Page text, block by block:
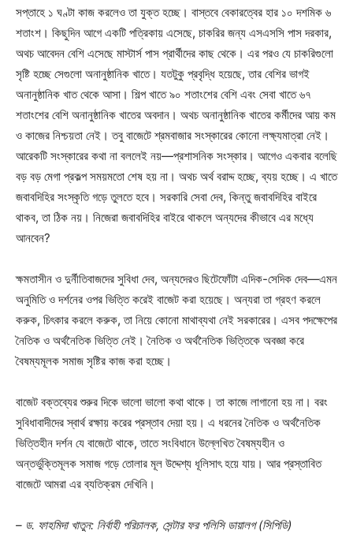
সপ্তাহে ১ ঘণ্টা কাজ করলেও তা যুক্ত হচ্ছে। বাস্তবে বেকারত্বের হার ১০ দশমিক ৬
শতাংশ। কিছুদিন আগে একটি পত্রিকায় এসেছে, চাকরির জন্য এসএসসি পাস দরকার,
অথচ আবেদন বেশি এসেছে মাস্টার্স পাস প্রার্থীদের কাছ থেকে। এর পরও যে চাকরিগুলো
সৃষ্টি হচ্ছে সেগুলো অনানুষ্ঠানিক খাতে। যতটুকু প্রবৃদ্ধি হয়েছে, তার বেশির ভাগই
অনানুষ্ঠানিক খাত থেকে আসা। শিল্প খাতে ৯০ শতাংশের বেশি এবং সেবা খাতে ৬৭
শতাংশের বেশি অনানুষ্ঠানিক খাতের অবদান। অথচ অনানুষ্ঠানিক খাতের কর্মীদের আয় কম
ও কাজের নিশ্চয়তা নেই। তবু বাজেটে শ্রমবাজার সংস্কারের কোনো লক্ষ্যমাত্রা নেই।
আরেকটি সংস্কারের কথা না বললেই নয়—প্রশাসনিক সংস্কার। আগেও একবার বলেছি
বড় বড় মেগা প্রকল্প সময়মতো শেষ হয় না। অথচ অর্থ বরাদ্দ হচ্ছে, ব্যয় হচ্ছে। এ খাতে
জবাবদিহির সংস্কৃতি গড়ে তুলতে হবে। সরকারি সেবা দেব, কিন্তু জবাবদিহির বাইরে
থাকব, তা ঠিক নয়। নিজেরা জবাবদিহির বাইরে থাকলে অন্যদের কীভাবে এর মধ্যে
আনবেন?
ক্ষমতাসীন ও দুর্নীতিবাজদের সুবিধা দেব, অন্যদেরও ছিটেফোঁটা এদিক-সেদিক দেব—এমন
অনুমিতি ও দর্শনের ওপর ভিত্তি করেই বাজেট করা হয়েছে। অন্যরা তা গ্রহণ করলে
করুক, চিৎকার করলে করুক, তা নিয়ে কোনো মাথাব্যথা নেই সরকারের। এসব পদক্ষেপের
নৈতিক ও অর্থনৈতিক ভিত্তি নেই। নৈতিক ও অর্থনৈতিক ভিত্তিকে অবজ্ঞা করে
বৈষম্যমূলক সমাজ সৃষ্টির কাজ করা হচ্ছে।
বাজেট বক্তব্যের শুরুর দিকে ভালো ভালো কথা থাকে। তা কাজে লাগানো হয় না। বরং
সুবিধাবাদীদের স্বার্থ রক্ষায় করের প্রস্তাব দেয়া হয়। এ ধরনের নৈতিক ও অর্থনৈতিক
ভিত্তিহীন দর্শন যে বাজেটে থাকে, তাতে সংবিধানে উল্লেখিত বৈষম্যহীন ও
অন্তর্ভুক্তিমূলক সমাজ গড়ে তোলার মূল উদ্দেশ্য ধূলিসাৎ হয়ে যায়। আর প্রস্তাবিত
বাজেটে আমরা এর ব্যতিক্রম দেখিনি।
– ড. ফাহমিদা খাতুন: নির্বাহী পরিচালক, সেন্টার ফর পলিসি ডায়ালগ (সিপিডি)